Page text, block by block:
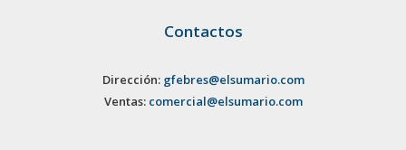
Contactos
Dirección: gfebres@elsumario.com
Ventas: comercial@elsumario.com